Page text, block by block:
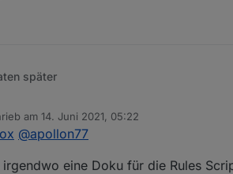
später
am 14. Juni 2021, 05:22
editiert von
@apollon77
irgendwo eine Doku für die Rules